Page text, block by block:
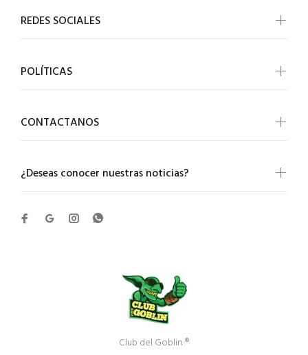
¿Deseas conocer nuestras noticias?
REDES SOCIALES
POLÍTICAS
CONTACTANOS
Club del Goblin ®